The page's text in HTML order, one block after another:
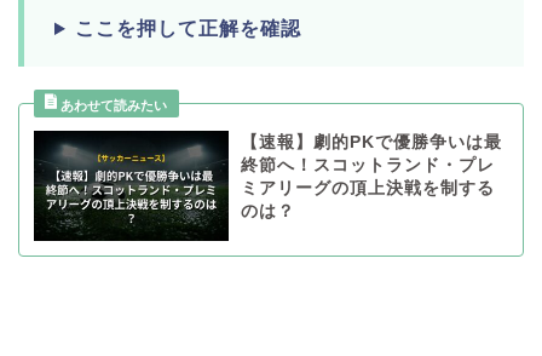
ここを押して正解を確認
【速報】劇的PKで優勝争いは最
終節へ！スコットランド・プレ
ミアリーグの頂上決戦を制する
のは？